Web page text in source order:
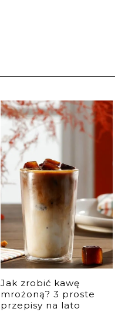
Jak zrobić kawę
mrożoną? 3 proste
przepisy na lato